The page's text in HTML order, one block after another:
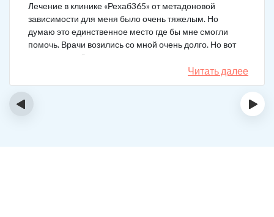
Лечение в клинике «Рехаб365» от метадоновой
зависимости для меня было очень тяжелым. Но
думаю это единственное место где бы мне смогли
помочь. Врачи возились со мной очень долго. Но вот
теперь я уже 5 месяцев не принимаю наркотики.
Читать далее
‹ ›